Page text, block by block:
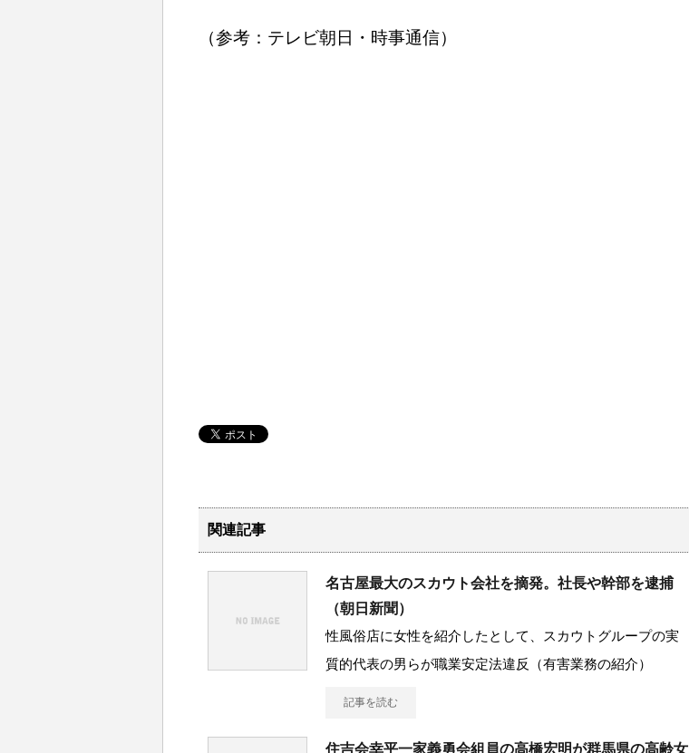
（参考：テレビ朝日・時事通信）
関連記事
名古屋最大のスカウト会社を摘発。社長や幹部を逮捕
（朝日新聞）
性風俗店に女性を紹介したとして、スカウトグループの実
質的代表の男らが職業安定法違反（有害業務の紹介）
記事を読む
住吉会幸平一家義勇会組員の高橋宏明が群馬県の高齢女